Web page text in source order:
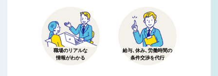
職場のリアルな
情報がわかる
給与、休み、労働時間の
条件交渉を代行